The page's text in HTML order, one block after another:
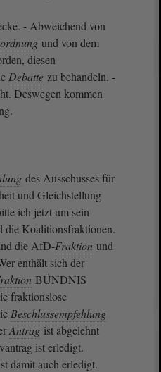
- Abweichend von
und von dem
diesen
Debatte zu behandeln. -
Deswegen kommen
des Ausschusses für
und Gleichstellung
ich jetzt um sein
die Koalitionsfraktionen.
die AfD-Fraktion und
enthält sich der
BÜNDNIS
fraktionslose
Beschlussempfehlung
Antrag ist abgelehnt
ist erledigt.
damit auch erledigt.